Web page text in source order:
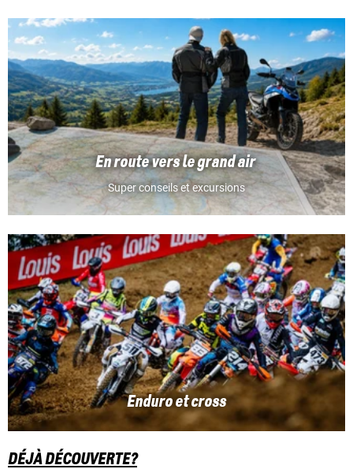
En route vers le grand air
Super conseils et excursions
Enduro et cross
DÉJÀ DÉCOUVERTE?